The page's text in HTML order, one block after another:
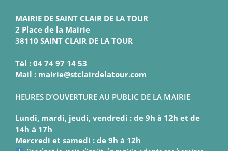
MAIRIE DE SAINT CLAIR DE LA TOUR
2 Place de la Mairie
38110 SAINT CLAIR DE LA TOUR
Tél : 04 74 97 14 53
Mail : mairie@stclairdelatour.com
HEURES D’OUVERTURE AU PUBLIC DE LA MAIRIE
Lundi, mardi, jeudi, vendredi : de 9h à 12h et de
14h à 17h
Mercredi et samedi : de 9h à 12h